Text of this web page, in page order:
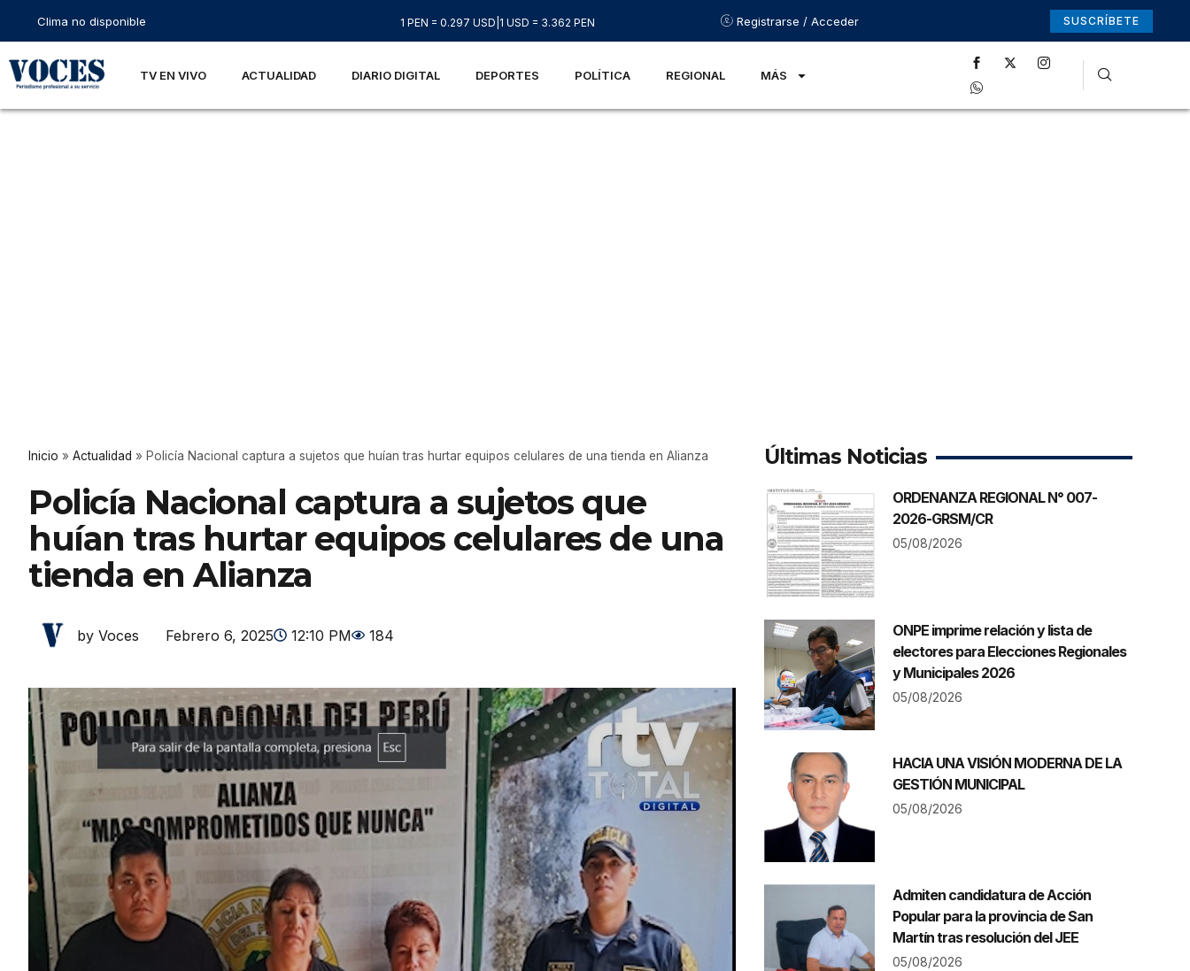
Clima no disponible 1 PEN = 0.297 USD 1 USD = 3.362 PEN Registrarse / Acceder SUSCRÍBETE
TV EN VIVO ACTUALIDAD DIARIO DIGITAL DEPORTES POLÍTICA REGIONAL MÁS
Inicio » Actualidad » Policía Nacional captura a sujetos que huían tras hurtar equipos celulares de una tienda en Alianza
Policía Nacional captura a sujetos que
huían tras hurtar equipos celulares de una
tienda en Alianza
by Voces Febrero 6, 2025 12:10 PM 184
Últimas Noticias
ORDENANZA REGIONAL N° 007-
2026-GRSM/CR
05/08/2026
ONPE imprime relación y lista de
electores para Elecciones Regionales
y Municipales 2026
05/08/2026
HACIA UNA VISIÓN MODERNA DE LA
GESTIÓN MUNICIPAL
05/08/2026
Admiten candidatura de Acción
Popular para la provincia de San
Martín tras resolución del JEE
05/08/2026